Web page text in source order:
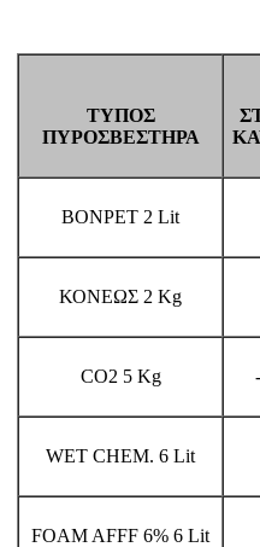
ΤΥΠΟΣ
ΠΥΡΟΣΒΕΣΤΗΡΑ
BONPET 2 Lit
ΚΟΝΕΩΣ 2 Kg
CO2 5 Kg
WET CHEM. 6 Lit
FOAM AFFF 6% 6 Lit